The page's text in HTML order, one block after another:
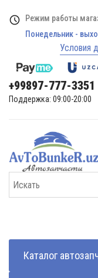
Режим работы
Понедельник -
Условия
+99897-777-3351
Поддержка: 09:00-20:00
Каталог